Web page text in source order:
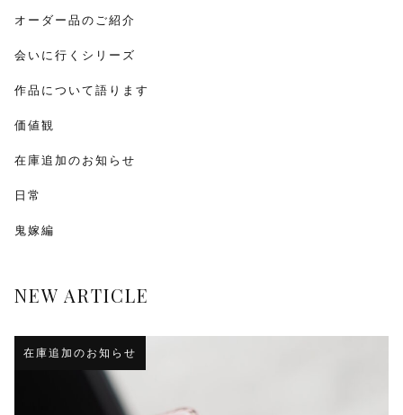
オーダー品のご紹介
会いに行くシリーズ
作品について語ります
価値観
在庫追加のお知らせ
日常
鬼嫁編
NEW ARTICLE
在庫追加のお知らせ